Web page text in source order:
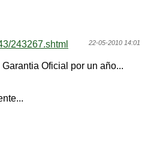
22-05-2010 14:01
243267.shtml
Oficial por un año...